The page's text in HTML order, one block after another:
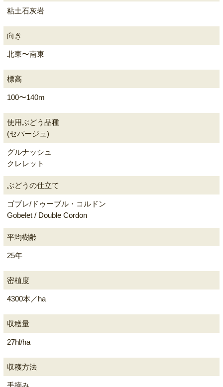
粘土石灰岩
向き
北東〜南東
標高
100〜140m
使用ぶどう品種
(セパージュ)
グルナッシュ
クレレット
ぶどうの仕立て
ゴブレ/ドゥーブル・コルドン
Gobelet / Double Cordon
平均樹齢
25年
密植度
4300本／ha
収穫量
27hl/ha
収穫方法